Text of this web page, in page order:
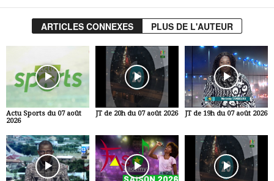
ARTICLES CONNEXES PLUS DE L'AUTEUR
Actu Sports du 07 août
2026
JT de 20h du 07 août 2026 JT de 19h du 07 août 2026